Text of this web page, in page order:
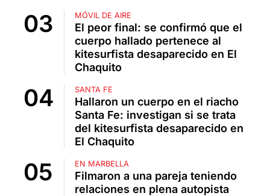
MÓVIL DE AIRE
El peor final: se confirmó que el
cuerpo hallado pertenece al
kitesurfista desaparecido en El
Chaquito
SANTA FE
Hallaron un cuerpo en el riacho
Santa Fe: investigan si se trata
del kitesurfista desaparecido en
El Chaquito
EN MARBELLA
Filmaron a una pareja teniendo
relaciones en plena autopista